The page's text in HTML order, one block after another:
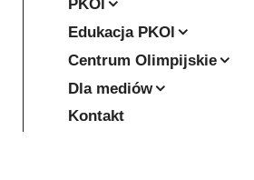
PKOl
Edukacja PKOl
Centrum Olimpijskie
Dla mediów
Kontakt